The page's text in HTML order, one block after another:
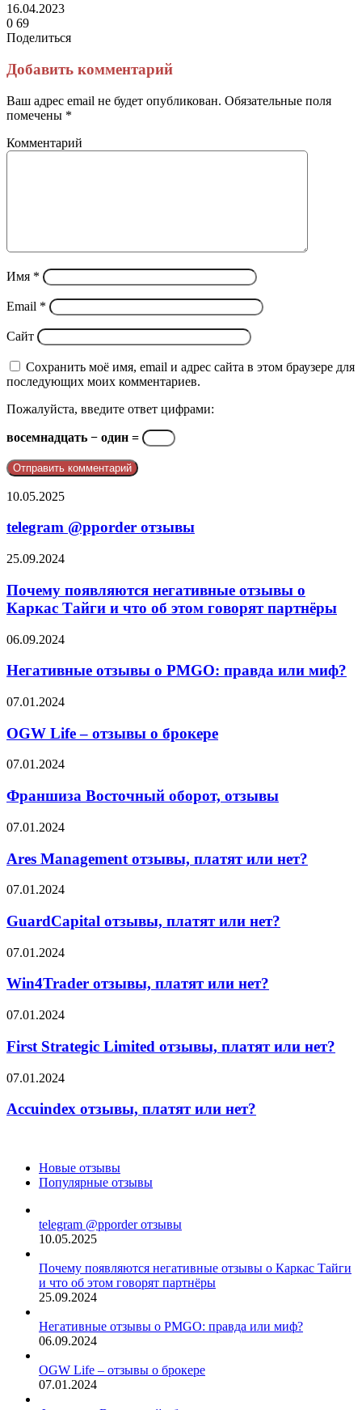
16.04.2023
0 69
Поделиться
через
электронную
почту
Добавить комментарий
Ваш адрес email не будет опубликован. Обязательные поля
помечены *
Комментарий
Имя *
Email *
Сайт
Сохранить моё имя, email и адрес сайта в этом браузере для
последующих моих комментариев.
Пожалуйста, введите ответ цифрами:
восемнадцать − один =
telegram
отзывы
10.05.2025
telegram @pporder отзывы
Почему
негативные
отзывы
о
Тайги
что
этом
партнёры
25.09.2024
Почему появляются негативные отзывы о
Каркас Тайги и что об этом говорят партнёры
Негативные
о
правда
миф?
06.09.2024
Негативные отзывы о PMGO: правда или миф?
OGW
–
отзывы
о
07.01.2024
OGW Life – отзывы о брокере
Франшиза
оборот,
отзывы
07.01.2024
Франшиза Восточный оборот, отзывы
Ares
отзывы,
платят
или
07.01.2024
Ares Management отзывы, платят или нет?
GuardCapital
платят
или
нет?
07.01.2024
GuardCapital отзывы, платят или нет?
Win4Trader
платят
нет?
07.01.2024
Win4Trader отзывы, платят или нет?
First
Limited
отзывы,
платят
или
нет?
07.01.2024
First Strategic Limited отзывы, платят или нет?
Accuindex
платят
07.01.2024
Accuindex отзывы, платят или нет?
Новые отзывы
Популярные отзывы
telegram @pporder отзывы
10.05.2025
Почему появляются негативные отзывы о Каркас Тайги
и что об этом говорят партнёры
25.09.2024
Негативные отзывы о PMGO: правда или миф?
06.09.2024
OGW Life – отзывы о брокере
07.01.2024